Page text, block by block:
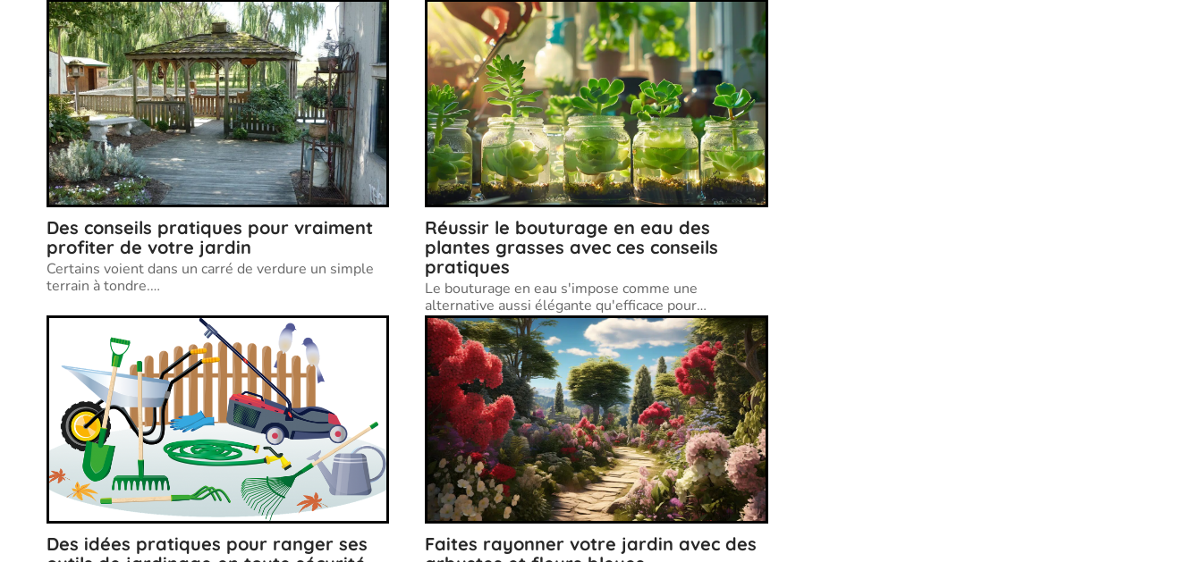
Des conseils pratiques pour vraiment
profiter de votre jardin
Certains voient dans un carré de verdure un simple
terrain à tondre.…
Réussir le bouturage en eau des
plantes grasses avec ces conseils
pratiques
Le bouturage en eau s'impose comme une
alternative aussi élégante qu'efficace pour…
Des idées pratiques pour ranger ses
Faites rayonner votre jardin avec des